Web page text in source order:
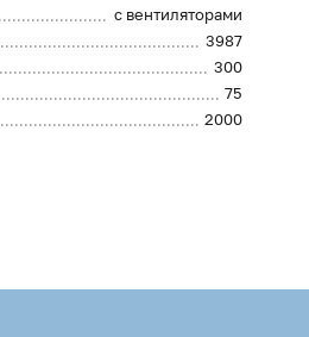
с вентиляторами
3987
300
75
2000